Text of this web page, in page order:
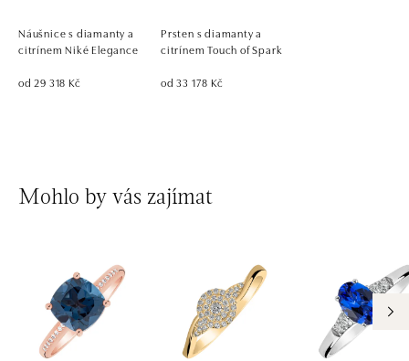
Náušnice s diamanty a
citrínem Niké Elegance
od 29 318 Kč
Prsten s diamanty a
citrínem Touch of Spark
od 33 178 Kč
Mohlo by vás zajímat